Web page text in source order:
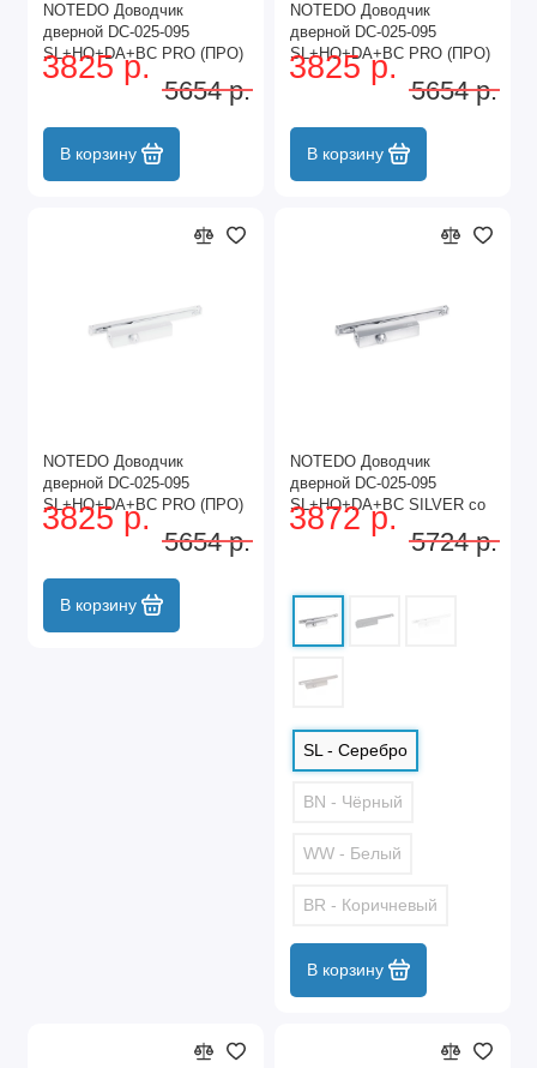
NOTEDO Доводчик
дверной DC-025-095
SL+HO+DA+BC PRO (ПРО)
BROWN со ск.тягой до
100кг коричневый (6)
3825 р.
5654 р.
В корзину
NOTEDO Доводчик
дверной DC-025-095
SL+HO+DA+BC PRO (ПРО)
SILVER серебро со
скольз.тягой до 100кг(6)
3825 р.
5654 р.
В корзину
NOTEDO Доводчик
дверной DC-025-095
SL+HO+DA+BC PRO (ПРО)
WHITE белый со
скольз.тягой до 100кг(6)
3825 р.
5654 р.
В корзину
NOTEDO Доводчик
дверной DC-025-095
SL+HO+DA+BC SILVER со
скольз.тягой до 100кг(6)
3872 р.
5724 р.
SL - Серебро
BN - Чёрный
WW - Белый
BR - Коричневый
В корзину